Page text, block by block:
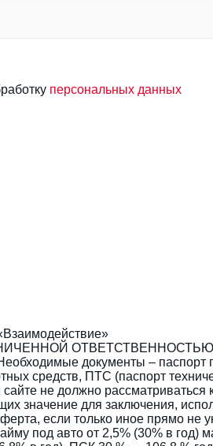
персональных данных
ОТВЕТСТВЕННОСТЬЮ
документы –
средств, ПТС (паспорт
не должно рассматриваться
значение для заключения,
если только иное прямо не
под авто от 2,5% (30% в